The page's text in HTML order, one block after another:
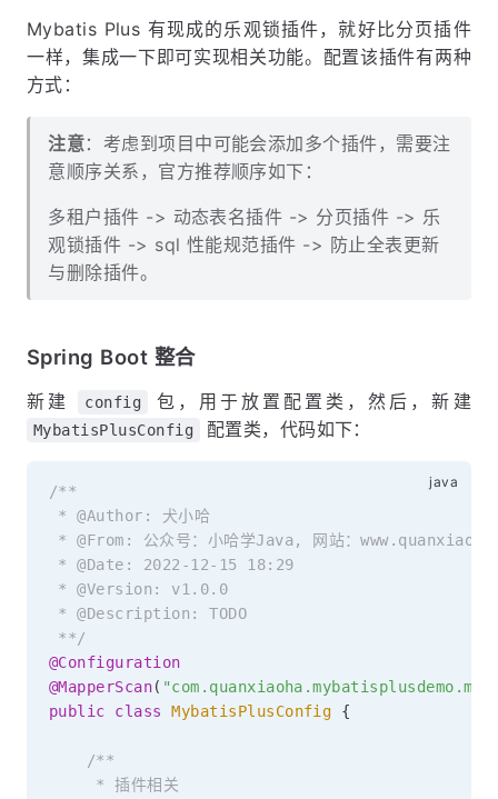
Mybatis Plus 有现成的乐观锁插件，就好比分页插件
一样，集成一下即可实现相关功能。配置该插件有两种
方式：
注意：考虑到项目中可能会添加多个插件，需要注
意顺序关系，官方推荐顺序如下：
多租户插件 -> 动态表名插件 -> 分页插件 -> 乐
观锁插件 -> sql 性能规范插件 -> 防止全表更新
与删除插件。
Spring Boot 整合
新建 config 包，用于放置配置类，然后，新建
MybatisPlusConfig 配置类，代码如下：
/**
* @Author: 犬小哈
* @From: 公众号：小哈学Java, 网站：
* @Date: 2022-12-15 18:29
* @Version: v1.0.0
* @Description: TODO
**/
@Configuration
@MapperScan(
public
class MybatisPlusConfig {
/**
     * 插件相关